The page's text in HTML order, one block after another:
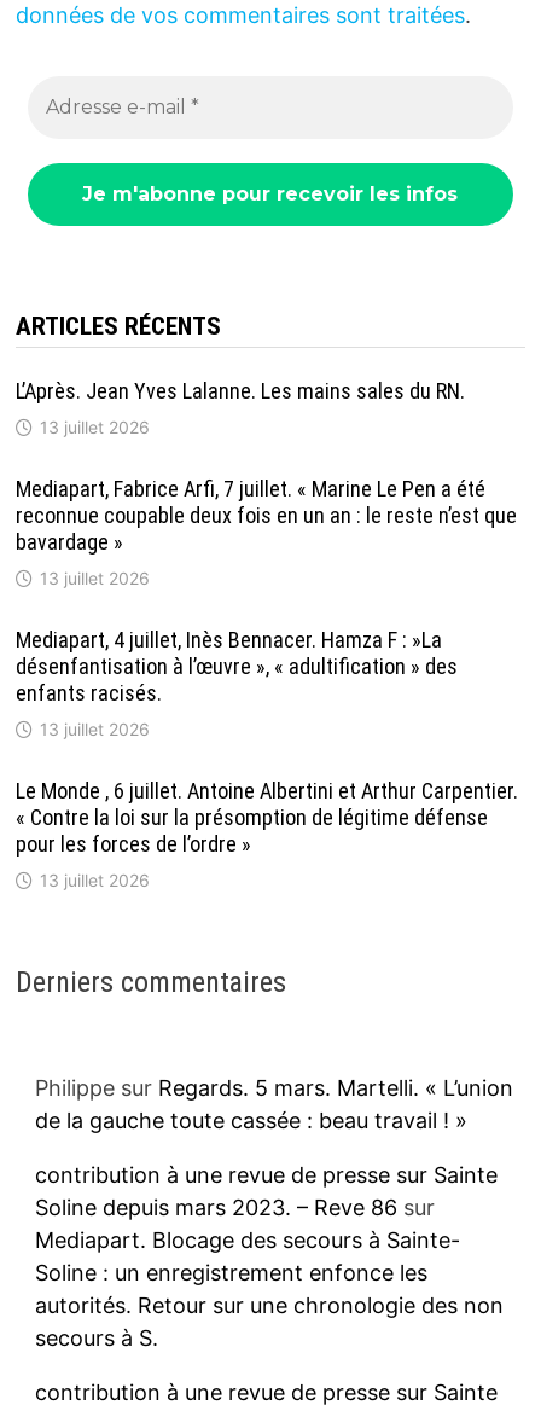
données de vos commentaires sont traitées.
ARTICLES RÉCENTS
L’Après. Jean Yves Lalanne. Les mains sales du RN.
13 juillet 2026
Mediapart, Fabrice Arfi, 7 juillet. « Marine Le Pen a été
reconnue coupable deux fois en un an : le reste n’est que
bavardage »
13 juillet 2026
Mediapart, 4 juillet, Inès Bennacer. Hamza F : »La
désenfantisation à l’œuvre », « adultification » des
enfants racisés.
13 juillet 2026
Le Monde , 6 juillet. Antoine Albertini et Arthur Carpentier.
« Contre la loi sur la présomption de légitime défense
pour les forces de l’ordre »
13 juillet 2026
Derniers commentaires
Philippesur Regards. 5 mars. Martelli. « L’union
de la gauche toute cassée : beau travail ! »
contribution à une revue de presse sur Sainte
Soline depuis mars 2023. – Reve 86 sur
Mediapart. Blocage des secours à Sainte-
Soline : un enregistrement enfonce les
autorités. Retour sur une chronologie des non
secours à S.
contribution à une revue de presse sur Sainte